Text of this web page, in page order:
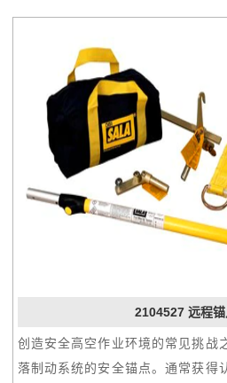
2104527 远程
创造安全高空作业环境的常见挑战
落制动系统的安全锚点。通常获得